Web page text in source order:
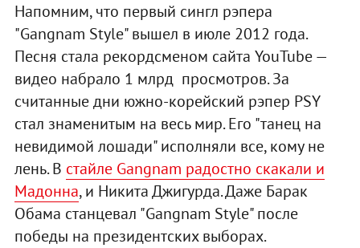
Напомним, что первый сингл рэпера
"Gangnam Style" вышел в июле 2012 года.
Песня стала рекордсменом сайта YouTube —
видео набрало 1 млрд просмотров. За
считанные дни южно-корейский рэпер PSY
стал знаменитым на весь мир. Его "танец на
невидимой лошади" исполняли все, кому не
лень. В стайле Gangnam радостно скакали и
Мадонна, и Никита Джигурда. Даже Барак
Обама станцевал "Gangnam Style" после
победы на президентских выборах.